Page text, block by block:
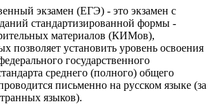
экзамен (ЕГЭ) - это экзамен с
стандартизированной формы -
материалов (КИМов),
позволяет установить уровень освоения
государственного
среднего (полного) общего
письменно на русском языке (за
языков).